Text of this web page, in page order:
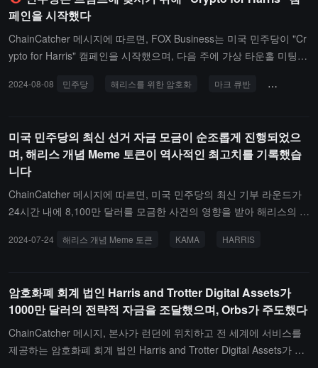
페인을 시작했다
ChainCatcher 메시지에 따르면, FOX Business는 미국 민주당이 "Cr
ypto for Harris" 캠페인을 시작했으며, 다음 주에 가상 타운홀 미팅을
이자 암호화폐 옹호자인 마크 큐반, SkyBridge Capital의 창립자이자
지하고 기금을 모으는 방법에 대해 논의할 예정입니다."Crypto for H
arris" 캠페인은 디지털 자산을 보유한 4000만 미국 유권자를 끌어들
이고 민주당이 블록체인 및 암호화폐 산업을 지원하는 입장을 나타내
기 위해 설계되었습니다. 공화당은 암호화폐 유권자들 사이에서 영향
력이 증가하고 있으며, 트럼프는 비트코인 회의에서 규제를 줄이고
의 캠페인 팀은 최근 전 Binance 및 Ripple의 고문을 영입하여 암호
2024-08-08 민주당 해리스를 위한 암호화 마크 큐반 블록체인
미국 민주당의 최신 선거 자금 모금이 순조롭게 진행되었으
며, 해리스 개념 Meme 토큰이 역사적인 최고치를 기록했습
니다
ChainCatcher 메시지에 따르면, 미국 민주당의 최신 기부 라운드가
24시간 내에 8,100만 달러를 모금한 사건의 영향을 받아 해리스의 P
스 개념 Meme 토큰이 역사적인 최고치를 기록했으며, 그 중: 솔라나
001159 달러로, 24시간 상승폭은 164%에 달합니다.
2024-07-24 해리스 개념 Meme 토큰 KAMA HARRIS
암호화폐 회계 법인 Harris and Trotter Digital Assets가
1000만 달러의 전략적 자금을 조달했으며, Orbs가 주도했다
ChainCatcher 메시지, 본사가 런던에 위치하고 전 세계에 서비스를
제공하는 암호화폐 회계 법인 Harris and Trotter Digital Assets가 모